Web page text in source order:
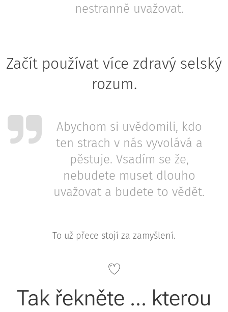
nestranně uvažovat.
Začít používat více zdravý selský
rozum.
Abychom si uvědomili, kdo
ten strach v nás vyvolává a
pěstuje. Vsadím se že,
nebudete muset dlouho
uvažovat a budete to vědět.
To už přece stojí za zamyšlení.
Tak řekněte ... kterou